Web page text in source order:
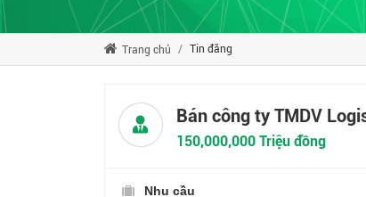
Trang chủ Tin đăng
Bán công ty TMDV
150,000,000 Triệu đồng
Nhu cầu